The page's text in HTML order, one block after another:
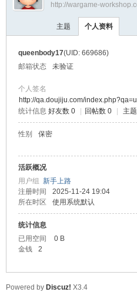
›
http://wargame-
主题 个人资料
queenbody17(UID: 669686)
邮箱状态
未验证
个人签名
http://qa.doujiju.com/
统计信息 好友数 0 回帖数 0 主
性别 保密
活跃概况
用户组 新手上路
注册时间
2025-11-24 19:04
所在时区
使用系统默认
统计信息
已用空间
0 B
金钱
2
Powered by Discuz! X3.4